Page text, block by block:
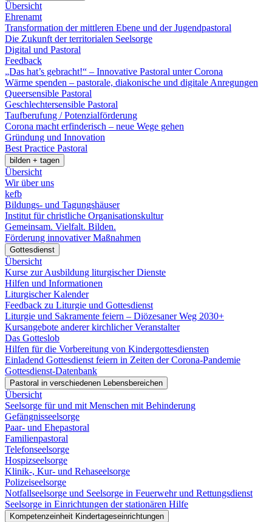
Übersicht
Ehrenamt
Transformation der mittleren Ebene und der Jugendpastoral
Die Zukunft der territorialen Seelsorge
Digital und Pastoral
Feedback
„Das hat’s gebracht!“ – Innovative Pastoral unter Corona
Wärme spenden – pastorale, diakonische und digitale Anregungen
Queersensible Pastoral
Geschlechtersensible Pastoral
Taufberufung / Potenzialförderung
Corona macht erfinderisch – neue Wege gehen
Gründung und Innovation
Best Practice Pastoral
bilden + tagen
Übersicht
Wir über uns
kefb
Bildungs- und Tagungshäuser
Institut für christliche Organisationskultur
Gemeinsam. Vielfalt. Bilden.
Förderung innovativer Maßnahmen
Gottesdienst
Übersicht
Kurse zur Ausbildung liturgischer Dienste
Hilfen und Informationen
Liturgischer Kalender
Feedback zu Liturgie und Gottesdienst
Liturgie und Sakramente feiern – Diözesaner Weg 2030+
Kursangebote anderer kirchlicher Veranstalter
Das Gotteslob
Hilfen für die Vorbereitung von Kindergottesdiensten
Einladend Gottesdienst feiern in Zeiten der Corona-Pandemie
Gottesdienst-Datenbank
Pastoral in verschiedenen Lebensbereichen
Übersicht
Seelsorge für und mit Menschen mit Behinderung
Gefängnisseelsorge
Paar- und Ehepastoral
Familienpastoral
Telefonseelsorge
Hospizseelsorge
Klinik-, Kur- und Rehaseelsorge
Polizeiseelsorge
Notfallseelsorge und Seelsorge in Feuerwehr und Rettungsdienst
Seelsorge in Einrichtungen der stationären Hilfe
Kompetenzeinheit Kindertageseinrichtungen